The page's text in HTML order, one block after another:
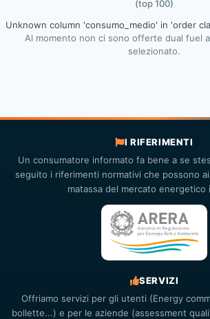
(top 100)
Unknown column 'consumo_medio' in 'order
Al momento non ci sono offerte dual fuel
selezionato.
I RIFERIMENTI
Un consumatore informato fa bene a se
seguito i riferimenti normativi che possono
matassa del mercato energetico
SERVIZI
Offriamo servizi per gli utenti (Energy
bollette...) e per le aziende (assessment